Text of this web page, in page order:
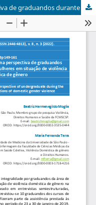
Integralidade em saúde na perspectiva de graduandos durante a assistência às mulheres em situação de violência doméstica de gênero